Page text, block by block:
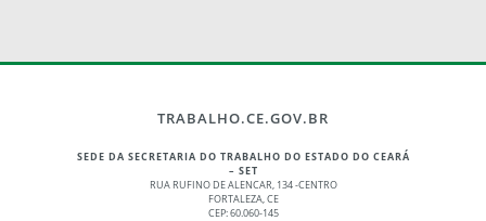
TRABALHO.CE.GOV.BR
SEDE DA SECRETARIA DO TRABALHO DO ESTADO DO CEARÁ
– SET
RUA RUFINO DE ALENCAR, 134 -CENTRO
FORTALEZA, CE
CEP: 60.060-145